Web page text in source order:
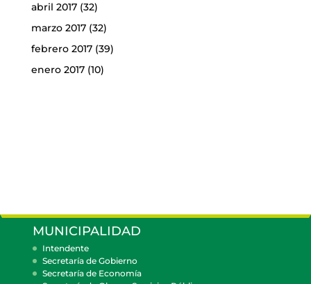
abril 2017(32)
marzo 2017(32)
febrero 2017(39)
enero 2017(10)
MUNICIPALIDAD
Intendente
Secretaría de Gobierno
Secretaría de Economía